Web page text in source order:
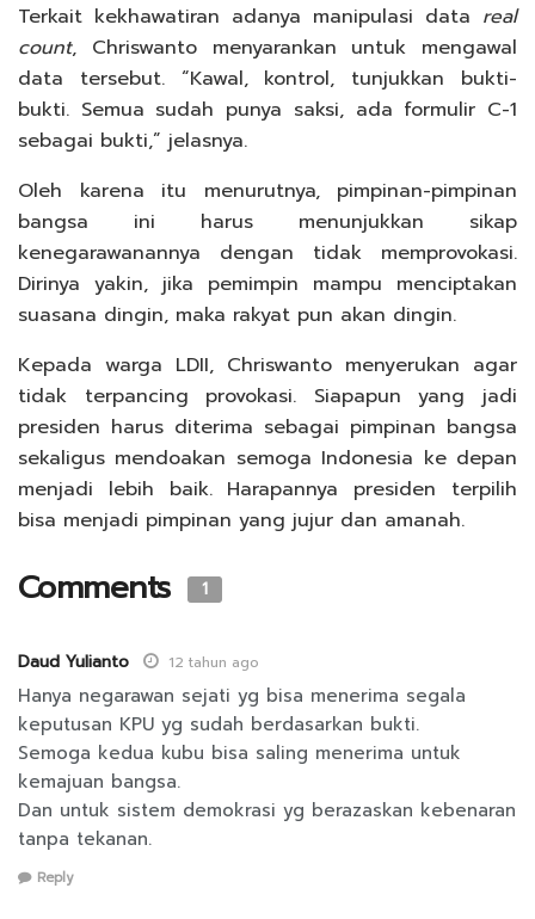
Terkait kekhawatiran adanya manipulasi data real
count, Chriswanto menyarankan untuk mengawal
data tersebut. “Kawal, kontrol, tunjukkan bukti-
bukti. Semua sudah punya saksi, ada formulir C-1
sebagai bukti,” jelasnya.
Oleh karena itu menurutnya, pimpinan-pimpinan
bangsa ini harus menunjukkan sikap
kenegarawanannya dengan tidak memprovokasi.
Dirinya yakin, jika pemimpin mampu menciptakan
suasana dingin, maka rakyat pun akan dingin.
Kepada warga LDII, Chriswanto menyerukan agar
tidak terpancing provokasi. Siapapun yang jadi
presiden harus diterima sebagai pimpinan bangsa
sekaligus mendoakan semoga Indonesia ke depan
menjadi lebih baik. Harapannya presiden terpilih
bisa menjadi pimpinan yang jujur dan amanah.
Comments 1
Daud Yulianto 12 tahun ago
Hanya negarawan sejati yg bisa menerima segala
keputusan KPU yg sudah berdasarkan bukti.
Semoga kedua kubu bisa saling menerima untuk
kemajuan bangsa.
Dan untuk sistem demokrasi yg berazaskan kebenaran
tanpa tekanan.
Reply